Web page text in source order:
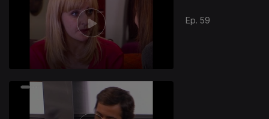
Ep. 59